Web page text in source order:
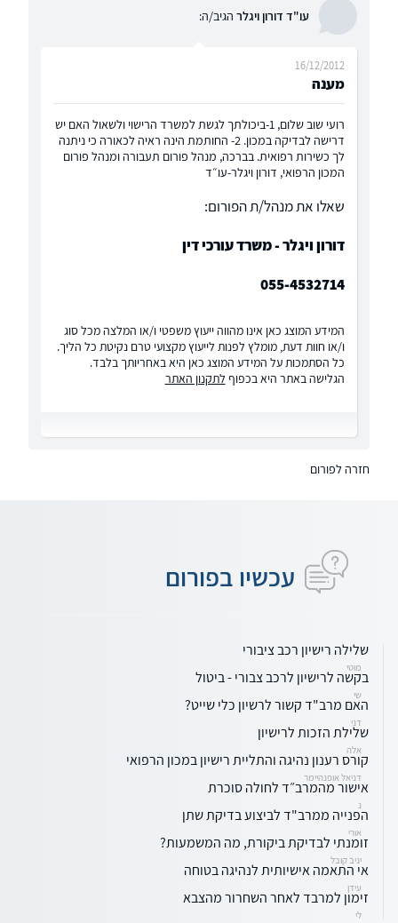
עו"ד דורון ויגלר הגיב/ה:
מענה
16/12/2012
רועי שוב שלום, 1-ביכולתך לגשת למשרד הרישוי ולשאול האם יש
דרישה לבדיקה במכון. 2- החותמת הינה ראיה לכאורה כי ניתנה
לך כשירות רפואית. בברכה, מנהל פורום תעבורה ומנהל פורום
המכון הרפואי, דורון ויגלר-עו״ד
שאלו את מנהל/ת הפורום:
דורון ויגלר - משרד עורכי דין
055-4532714
המידע המוצג כאן אינו מהווה ייעוץ משפטי ו/או המלצה מכל סוג
ו/או חוות דעת, מומלץ לפנות לייעוץ מקצועי טרם נקיטת כל הליך.
כל הסתמכות על המידע המוצג כאן היא באחריותך בלבד.
הגלישה באתר היא בכפוף לתקנון האתר
חזרה לפורום
עכשיו בפורום
שלילה רישיון רכב ציבורי
מוטי
בקשה לרישיון לרכב צבורי - ביטול
שי
האם מרב"ד קשור לרשיון כלי שייט?
דני
שלילת הזכות לרישיון
אלה
קורס רענון נהיגה והתליית רישיון במכון הרפואי
דניאל אופנהיימר
אישור מהמרב״ד לחולה סוכרת
נ
הפנייה ממרב"ד לביצוע בדיקת שתן
אורי
זומנתי לבדיקת ביקורת, מה המשמעות?
יניב קובל
אי התאמה אישיותית לנהיגה בטוחה
עידן
זימון למרבד לאחר השחרור מהצבא
לי